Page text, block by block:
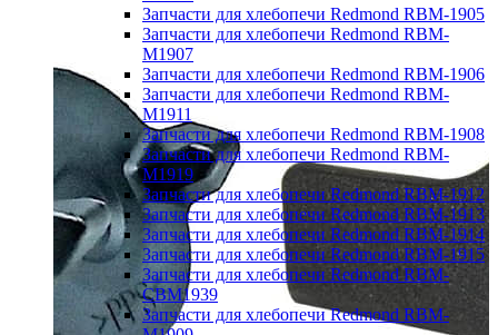
Запчасти для хлебопечи Redmond RBM-1905
Запчасти для хлебопечи Redmond RBM-
M1907
Запчасти для хлебопечи Redmond RBM-1906
Запчасти для хлебопечи Redmond RBM-
M1911
Запчасти для хлебопечи Redmond RBM-1908
Запчасти для хлебопечи Redmond RBM-
M1919
Запчасти для хлебопечи Redmond RBM-1912
Запчасти для хлебопечи Redmond RBM-1913
Запчасти для хлебопечи Redmond RBM-1914
Запчасти для хлебопечи Redmond RBM-1915
Запчасти для хлебопечи Redmond RBM-
CBM1939
Запчасти для хлебопечи Redmond RBM-